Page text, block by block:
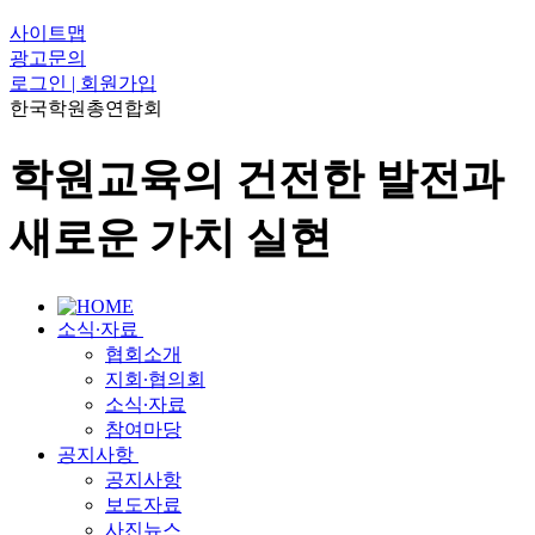
사이트맵
광고문의
로그인 | 회원가입
한국학원총연합회
학원교육의 건전한 발전과
새로운 가치 실현
소식∙자료
협회소개
지회∙협의회
소식∙자료
참여마당
공지사항
공지사항
보도자료
사진뉴스